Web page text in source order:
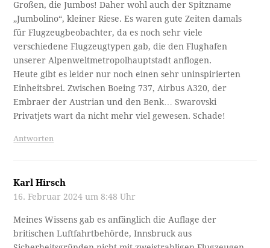
Großen, die Jumbos! Daher wohl auch der Spitzname
„Jumbolino“, kleiner Riese. Es waren gute Zeiten damals
für Flugzeugbeobachter, da es noch sehr viele
verschiedene Flugzeugtypen gab, die den Flughafen
unserer Alpenweltmetropolhauptstadt anflogen.
Heute gibt es leider nur noch einen sehr uninspirierten
Einheitsbrei. Zwischen Boeing 737, Airbus A320, der
Embraer der Austrian und den Benk… Swarovski
Privatjets wart da nicht mehr viel gewesen. Schade!
Antworten
Karl Hirsch
16. Februar 2024 um 8:48 Uhr
Meines Wissens gab es anfänglich die Auflage der
britischen Luftfahrtbehörde, Innsbruck aus